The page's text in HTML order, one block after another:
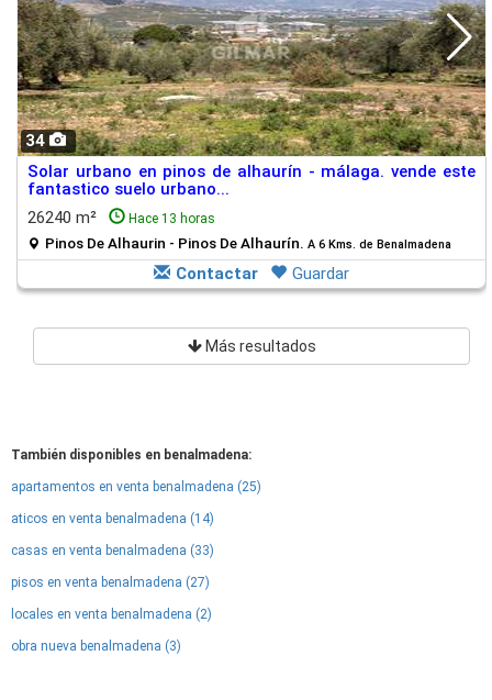
34
Solar urbano en pinos de alhaurín - málaga. vende este
fantastico suelo urbano...
26240 m²
Hace 13 horas
Pinos De Alhaurin - Pinos De Alhaurín. A 6 Kms. de Benalmadena
Contactar Guardar
Más resultados
También disponibles en benalmadena:
apartamentos en venta benalmadena (25)
aticos en venta benalmadena (14)
casas en venta benalmadena (33)
pisos en venta benalmadena (27)
locales en venta benalmadena (2)
obra nueva benalmadena (3)